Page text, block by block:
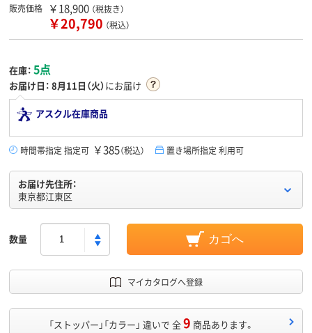
販売価格 ￥18,900 （税抜き）
￥20,790 （税込）
在庫： 5点
お届け日： 8月11日（火）にお届け
アスクル在庫商品
時間帯指定 指定可 ￥385（税込） 置き場所指定 利用可
お届け先住所：
東京都江東区
数量 カゴへ
マイカタログへ登録
「ストッパー」「カラー」 違いで 全9 商品あります。